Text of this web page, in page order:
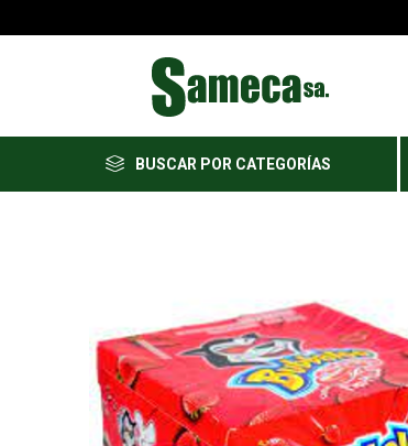
BUSCAR POR CATEGORÍAS